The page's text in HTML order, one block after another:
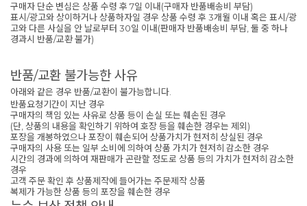
구매자 단순 변심은 상품 수령 후 7일 이내(구매자 반품배송비 부담)
표시/광고와 상이하거나 상품하자일 경우 상품 수령 후 3개월 이내 혹은 표시/광
고와 다른 사실을 안 날로부터 30일 이내(판매자 반품배송비 부담, 둘 중 하나
경과시 반품/교환 불가)
반품/교환 불가능한 사유
아래와 같은 경우 반품/교환이 불가능합니다.
반품요청기간이 지난 경우
구매자의 책임 있는 사유로 상품 등이 손실 또는 훼손된 경우
(단, 상품의 내용을 확인하기 위하여 호장 등을 훼손한 경우는 제외)
포장을 개봉하였으나 포장이 훼손되어 상품가치가 현저히 상실된 경우
구매자의 사용 또는 일부 소비에 의하여 상품 가치가 현저히 감소한 경우
시간의 경과에 의하여 재판매가 곤란할 정도로 상품 등의 가치가 현저히 감소한
경우
고객 주문 확인 후 상품제작에 들어가는 주문제작 상품
복제가 가능한 상품 등의 포장을 훼손한 경우